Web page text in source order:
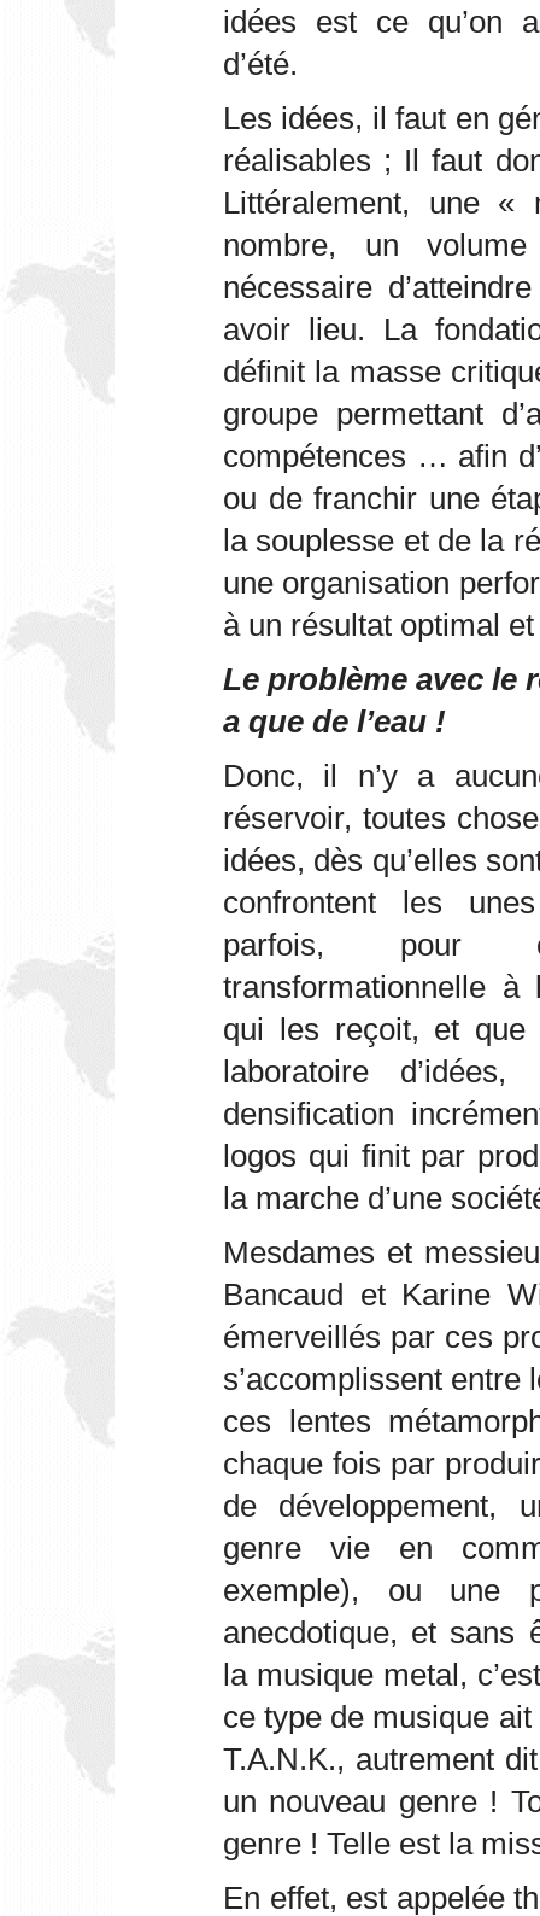
idées est ce qu’on
d’été.
Les idées, il faut en
réalisables ; Il faut
Littéralement, une «
nombre, un
nécessaire
avoir lieu. La
définit la masse
groupe permettant
compétences … afin
ou de franchir une
la souplesse et de la
une organisation
à un résultat optimal
Le problème avec le
a que de l’eau !
Donc, il n’y a
réservoir, toutes
idées, dès qu’elles
confrontent les
parfois, pour
transformationnelle
qui les reçoit, et que
laboratoire
densification
logos qui finit par
la marche d’une
Mesdames et
Bancaud et Karine
émerveillés par ces
s’accomplissent entre
ces lentes
chaque fois par
de développement,
genre vie en
exemple), ou une
anecdotique, et sans
la musique metal,
ce type de musique
T.A.N.K., autrement
un nouveau genre !
genre ! Telle est la
En effet, est appelée